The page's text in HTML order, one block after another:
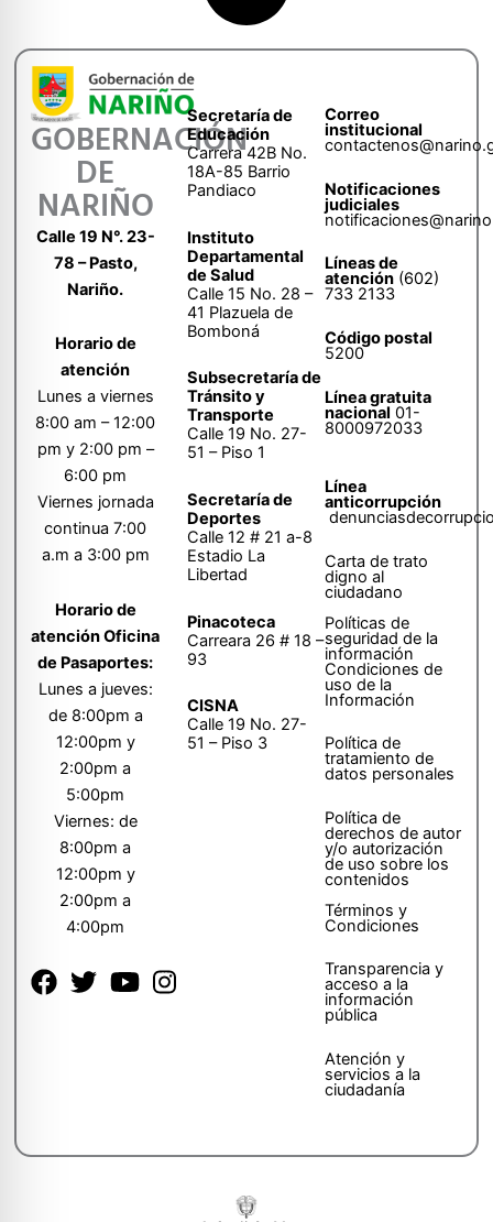
GOBERNACIÓN
DE
NARIÑO
Calle 19 N°. 23-
78 – Pasto,
Nariño.
Horario de
atención
Lunes a viernes
8:00 am – 12:00
pm y 2:00 pm –
6:00 pm
Viernes jornada
continua 7:00
a.m a 3:00 pm
Horario de
atención Oficina
de Pasaportes:
Lunes a jueves:
de 8:00pm a
12:00pm y
2:00pm a
5:00pm
Viernes: de
8:00pm a
12:00pm y
2:00pm a
4:00pm
Secretaría de
Educación
Carrera 42B No.
18A-85 Barrio
Pandiaco
Instituto
Departamental
de Salud
Calle 15 No. 28 –
41 Plazuela de
Bomboná
Subsecretaría de
Tránsito y
Transporte
Calle 19 No. 27-
51 – Piso 1
Secretaría de
Deportes
Calle 12 # 21 a-8
Estadio La
Libertad
Pinacoteca
Carreara 26 # 18 –
93
CISNA
Calle 19 No. 27-
51 – Piso 3
Correo
institucional
Notificaciones
judiciales
Líneas de
atención (602)
733 2133
Código postal
5200
Línea gratuita
nacional 01-
8000972033
Línea
anticorrupción
Carta de trato
digno al
ciudadano
Políticas de
seguridad de la
información
Condiciones de
uso de la
Información
Política de
tratamiento de
datos personales
Política de
derechos de autor
y/o autorización
de uso sobre los
contenidos
Términos y
Condiciones
Transparencia y
acceso a la
información
pública
Atención y
servicios a la
ciudadanía